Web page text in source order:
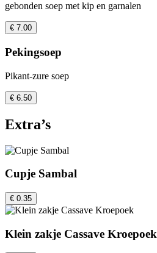
gebonden soep met kip en garnalen
€ 7.00
Pekingsoep
Pikant-zure soep
€ 6.50
Extra’s
Cupje Sambal
€ 0.35
Klein zakje Cassave Kroepoek